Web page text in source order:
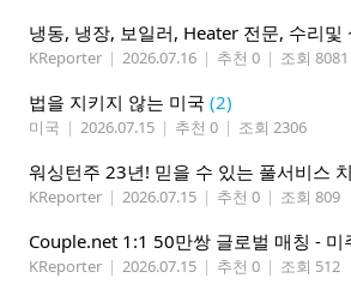
냉동, 냉장, 보일러, Heater 전문, 수리및
KReporter | 2026.07.16 | 추천 0 | 조회 8081
법을 지키지 않는 미국 (2)
미국 | 2026.07.15 | 추천 0 | 조회 2306
워싱턴주 23년! 믿을 수 있는 풀서비스
KReporter | 2026.07.15 | 추천 0 | 조회 809
KReporter | 2026.07.15 | 추천 0 | 조회 512